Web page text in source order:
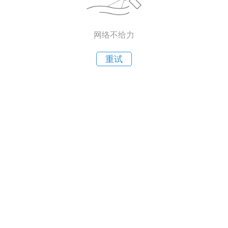
网络不给力
重试